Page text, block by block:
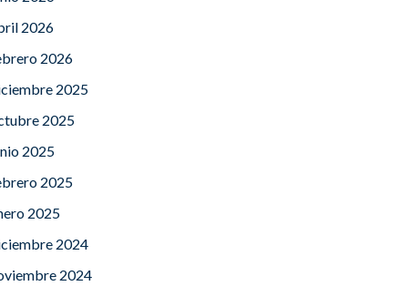
2026
2026
2025
2025
2025
2025
2025
2024
2024